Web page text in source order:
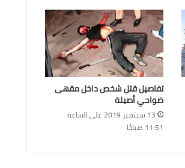
تفاصيل قتل شخص داخل مقهى
ضواحي أصيلة
13 سبتمبر 2019 على الساعة
11:51 صباحًا